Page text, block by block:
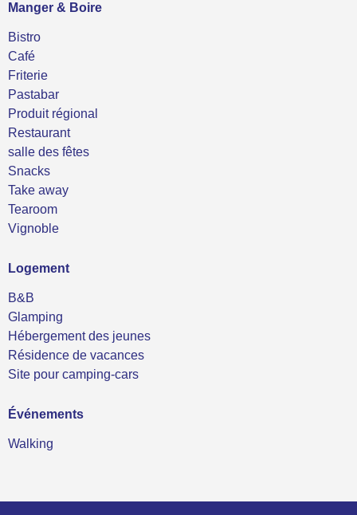
Manger & Boire
Bistro
Café
Friterie
Pastabar
Produit régional
Restaurant
salle des fêtes
Snacks
Take away
Tearoom
Vignoble
Logement
B&B
Glamping
Hébergement des jeunes
Résidence de vacances
Site pour camping-cars
Événements
Walking